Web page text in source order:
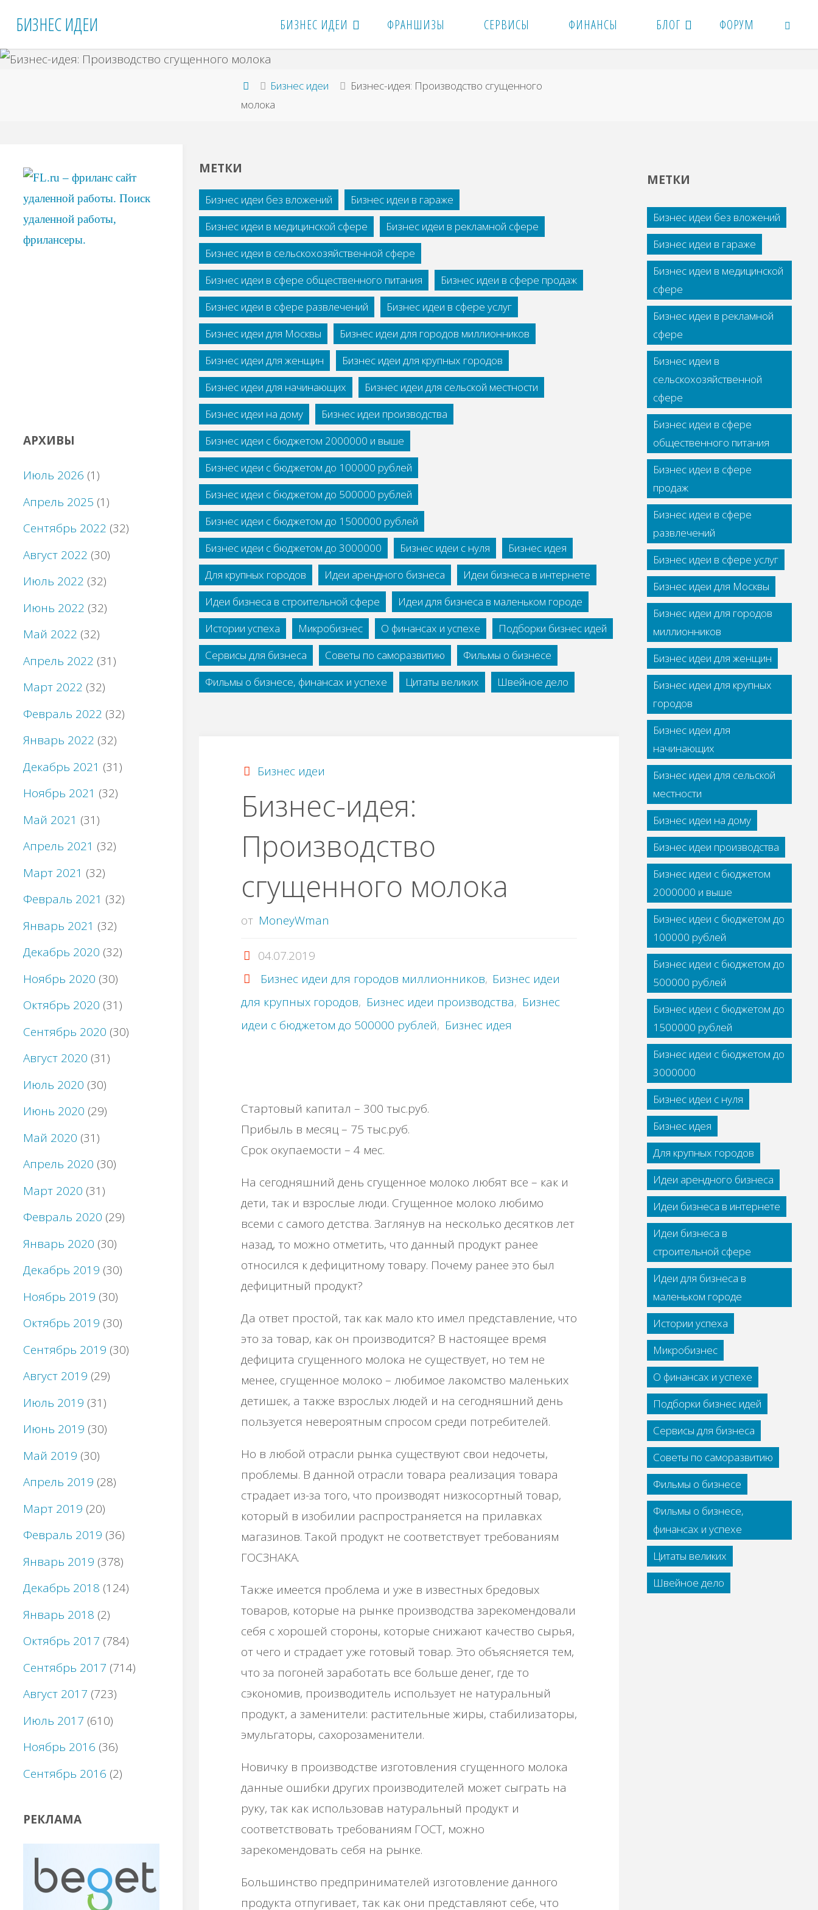
содержимому
БИЗНЕС ИДЕИ БИЗНЕС ИДЕИ ФРАНШИЗЫ СЕРВИСЫ ФИНАНСЫ БЛОГ ФОРУМ
Главная
Бизнес идеи
Бизнес-идея: Производство сгущенного
молока
МЕТКИ
Бизнес идеи без вложений
Бизнес идеи в гараже
Бизнес идеи в медицинской сфере
Бизнес идеи в рекламной сфере
Бизнес идеи в сельскохозяйственной сфере
Бизнес идеи в сфере общественного питания
Бизнес идеи в сфере продаж
Бизнес идеи в сфере развлечений
Бизнес идеи в сфере услуг
Бизнес идеи для Москвы
Бизнес идеи для городов миллионников
Бизнес идеи для женщин
Бизнес идеи для крупных городов
Бизнес идеи для начинающих
Бизнес идеи для сельской местности
Бизнес идеи на дому
Бизнес идеи производства
Бизнес идеи с бюджетом 2000000 и выше
Бизнес идеи с бюджетом до 100000 рублей
Бизнес идеи с бюджетом до 500000 рублей
Бизнес идеи с бюджетом до 1500000 рублей
Бизнес идеи с бюджетом до 3000000
Бизнес идеи с нуля
Бизнес идея
Для крупных городов
Идеи арендного бизнеса
Идеи бизнеса в интернете
Идеи бизнеса в строительной сфере
Идеи для бизнеса в маленьком городе
Истории успеха
Микробизнес О финансах и успехе
Подборки бизнес идей
Сервисы для бизнеса
Советы по саморазвитию
Фильмы о бизнесе
Фильмы о бизнесе, финансах и успехе
Цитаты великих Швейное дело
Бизнес идеи
Бизнес-идея:
Производство
сгущенного молока
от MoneyWman
04.07.2019
Бизнес идеи для городов миллионников, Бизнес идеи
для крупных городов, Бизнес идеи производства, Бизнес
идеи с бюджетом до 500000 рублей, Бизнес идея
Стартовый капитал – 300 тыс.руб.
Прибыль в месяц – 75 тыс.руб.
Срок окупаемости – 4 мес.
На сегодняшний день сгущенное молоко любят все – как и
дети, так и взрослые люди. Сгущенное молоко любимо
всеми с самого детства. Заглянув на несколько десятков лет
назад, то можно отметить, что данный продукт ранее
относился к дефицитному товару. Почему ранее это был
дефицитный продукт?
Да ответ простой, так как мало кто имел представление, что
это за товар, как он производится? В настоящее время
дефицита сгущенного молока не существует, но тем не
менее, сгущенное молоко – любимое лакомство маленьких
детишек, а также взрослых людей и на сегодняшний день
пользуется невероятным спросом среди потребителей.
Но в любой отрасли рынка существуют свои недочеты,
проблемы. В данной отрасли товара реализация товара
страдает из-за того, что производят низкосортный товар,
который в изобилии распространяется на прилавках
магазинов. Такой продукт не соответствует требованиям
ГОСЗНАКА.
Также имеется проблема и уже в известных бредовых
товаров, которые на рынке производства зарекомендовали
себя с хорошей стороны, которые снижают качество сырья,
от чего и страдает уже готовый товар. Это объясняется тем,
что за погоней заработать все больше денег, где то
сэкономив, производитель использует не натуральный
продукт, а заменители: растительные жиры, стабилизаторы,
эмульгаторы, сахорозаменители.
Новичку в производстве изготовления сгущенного молока
данные ошибки других производителей может сыграть на
руку, так как использовав натуральный продукт и
соответствовать требованиям ГОСТ, можно
зарекомендовать себя на рынке.
Большинство предпринимателей изготовление данного
продукта отпугивает, так как они представляют себе, что
АРХИВЫ
Июль 2026 (1)
Апрель 2025 (1)
Сентябрь 2022 (32)
Август 2022 (30)
Июль 2022 (32)
Июнь 2022 (32)
Май 2022 (32)
Апрель 2022 (31)
Март 2022 (32)
Февраль 2022 (32)
Январь 2022 (32)
Декабрь 2021 (31)
Ноябрь 2021 (32)
Май 2021 (31)
Апрель 2021 (32)
Март 2021 (32)
Февраль 2021 (32)
Январь 2021 (32)
Декабрь 2020 (32)
Ноябрь 2020 (30)
Октябрь 2020 (31)
Сентябрь 2020 (30)
Август 2020 (31)
Июль 2020 (30)
Июнь 2020 (29)
Май 2020 (31)
Апрель 2020 (30)
Март 2020 (31)
Февраль 2020 (29)
Январь 2020 (30)
Декабрь 2019 (30)
Ноябрь 2019 (30)
Октябрь 2019 (30)
Сентябрь 2019 (30)
Август 2019 (29)
Июль 2019 (31)
Июнь 2019 (30)
Май 2019 (30)
Апрель 2019 (28)
Март 2019 (20)
Февраль 2019 (36)
Январь 2019 (378)
Декабрь 2018 (124)
Январь 2018 (2)
Октябрь 2017 (784)
Сентябрь 2017 (714)
Август 2017 (723)
Июль 2017 (610)
Ноябрь 2016 (36)
Сентябрь 2016 (2)
РЕКЛАМА
МЕТКИ
Бизнес идеи без вложений
Бизнес идеи в гараже
Бизнес идеи в медицинской
сфере
Бизнес идеи в рекламной
сфере
Бизнес идеи в
сельскохозяйственной
сфере
Бизнес идеи в сфере
общественного питания
Бизнес идеи в сфере
продаж
Бизнес идеи в сфере
развлечений
Бизнес идеи в сфере услуг
Бизнес идеи для Москвы
Бизнес идеи для городов
миллионников
Бизнес идеи для женщин
Бизнес идеи для крупных
городов
Бизнес идеи для
начинающих
Бизнес идеи для сельской
местности
Бизнес идеи на дому
Бизнес идеи производства
Бизнес идеи с бюджетом
2000000 и выше
Бизнес идеи с бюджетом до
100000 рублей
Бизнес идеи с бюджетом до
500000 рублей
Бизнес идеи с бюджетом до
1500000 рублей
Бизнес идеи с бюджетом до
3000000
Бизнес идеи с нуля
Бизнес идея
Для крупных городов
Идеи арендного бизнеса
Идеи бизнеса в интернете
Идеи бизнеса в
строительной сфере
Идеи для бизнеса в
маленьком городе
Истории успеха
Микробизнес
О финансах и успехе
Подборки бизнес идей
Сервисы для бизнеса
Советы по саморазвитию
Фильмы о бизнесе
Фильмы о бизнесе,
финансах и успехе
Цитаты великих
Швейное дело